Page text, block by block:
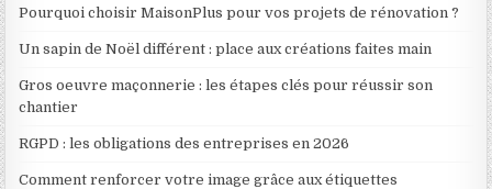
Pourquoi choisir MaisonPlus pour vos projets de rénovation ?
Un sapin de Noël différent : place aux créations faites main
Gros oeuvre maçonnerie : les étapes clés pour réussir son
chantier
RGPD : les obligations des entreprises en 2026
Comment renforcer votre image grâce aux étiquettes